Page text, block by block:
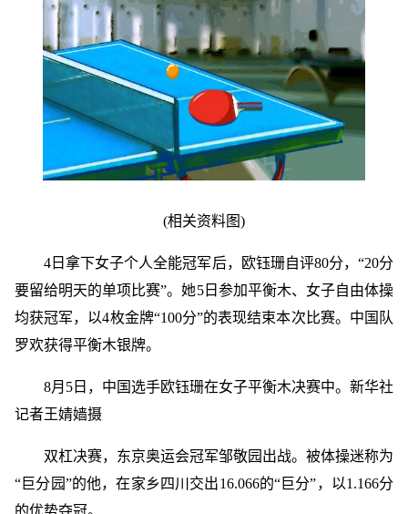
(相关资料图)
4日拿下女子个人全能冠军后，欧钰珊自评80分，“20分
要留给明天的单项比赛”。她5日参加平衡木、女子自由体操
均获冠军，以4枚金牌“100分”的表现结束本次比赛。中国队
罗欢获得平衡木银牌。
8月5日，中国选手欧钰珊在女子平衡木决赛中。新华社
记者王婧嫱摄
双杠决赛，东京奥运会冠军邹敬园出战。被体操迷称为
“巨分园”的他，在家乡四川交出16.066的“巨分”，以1.166分
的优势夺冠。